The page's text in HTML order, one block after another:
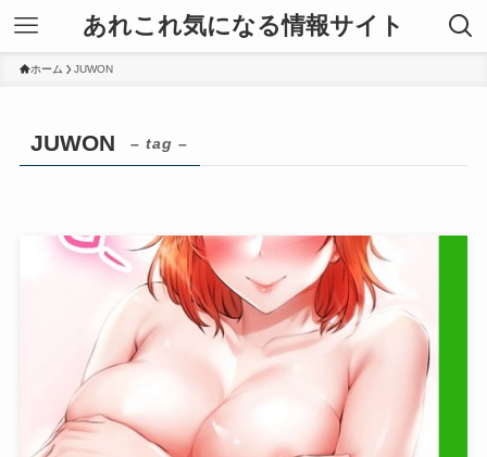
あれこれ気になる情報サイト
ホーム JUWON
JUWON – tag –